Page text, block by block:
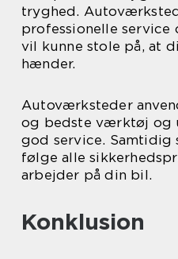
tryghed.
professionelle service
vil kunne stole på, at
hænder.
Autoværksteder
og bedste værktøj og
god service. Samtidig
følge alle
arbejder på din bil.
Konklusion